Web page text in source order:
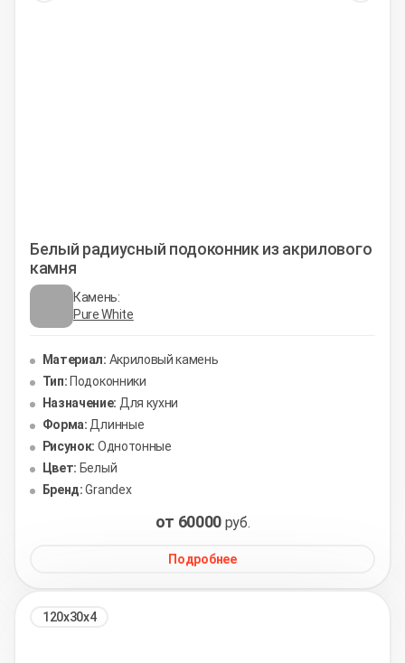
Белый радиусный подоконник из акрилового
камня
Камень:
Pure White
Материал: Акриловый камень
Тип: Подоконники
Назначение: Для кухни
Форма: Длинные
Рисунок: Однотонные
Цвет: Белый
Бренд: Grandex
от 60000 руб.
Подробнее
120х30х4